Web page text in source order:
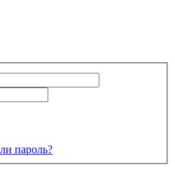
Обязательные поля
пароль?